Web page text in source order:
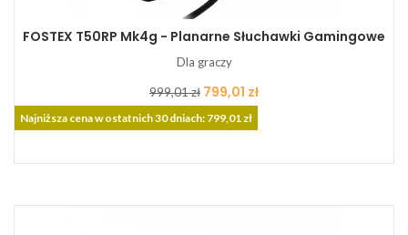
FOSTEX T50RP Mk4g - Planarne Słuchawki Gamingowe
Dla graczy
Cena
podstawowa
999,01 zł Cena
799,01 zł
Najniższa cena w ostatnich 30 dniach: 799,01 zł